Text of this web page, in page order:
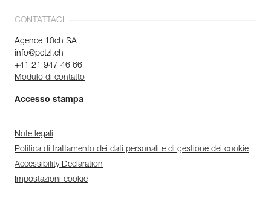
CONTATTACI
Agence 10ch SA
info@petzl.ch
+41 21 947 46 66
Modulo di contatto
Accesso stampa
Note legali
Politica di trattamento dei dati personali e di gestione dei cookie
Accessibility Declaration
Impostazioni cookie